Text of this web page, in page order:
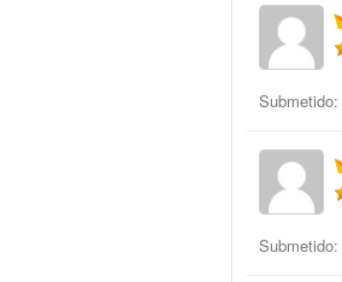
Submetido:
Submetido: